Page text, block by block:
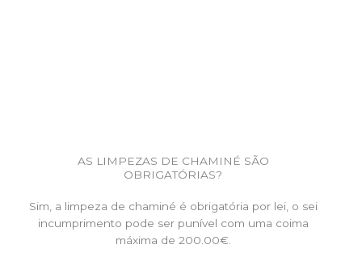
AS LIMPEZAS DE CHAMINÉ SÃO
OBRIGATÓRIAS?
Sim, a limpeza de chaminé é obrigatória por lei, o sei
incumprimento pode ser punível com uma coima
máxima de 200.00€.